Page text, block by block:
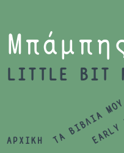
LITTLE BIT
ΑΡΧΙΚΗ ΤΑ ΒΙΒΛΙΑ